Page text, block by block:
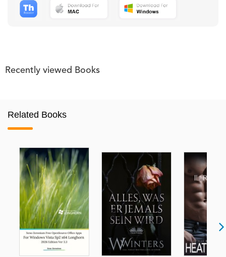
Recently viewed Books
Related Books